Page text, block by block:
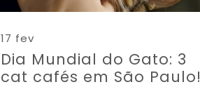
17 fev
Dia Mundial do Gato: 3
cat cafés em São Paulo!